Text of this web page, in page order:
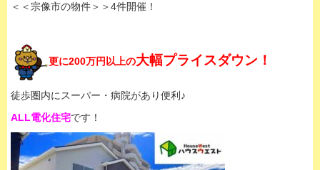
＜＜宗像市の物件＞＞4件開催！
更に200万円以上の大幅プライスダウン！
徒歩圏内にスーパー・病院があり便利♪
ALL電化住宅です！